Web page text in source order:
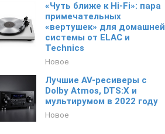
«Чуть ближе к Hi-Fi»: пара
примечательных
«вертушек» для домашней
системы от ELAC и
Technics
Новое
Лучшие AV-ресиверы с
Dolby Atmos, DTS:X и
мультирумом в 2022 году
Новое